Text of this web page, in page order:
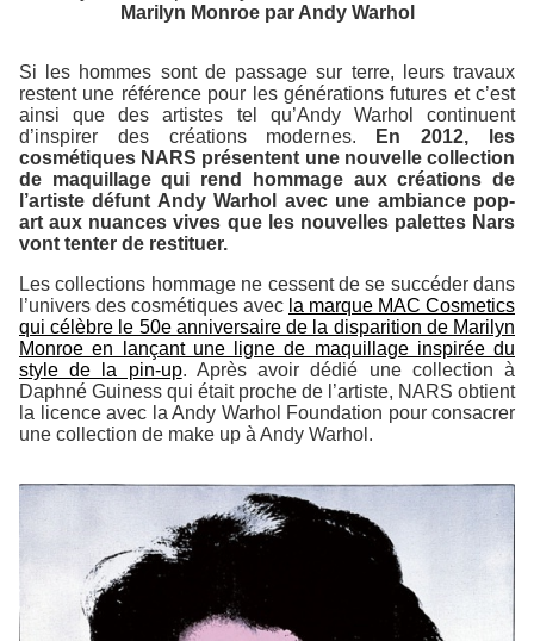
Marilyn Monroe par Andy Warhol
Si les hommes sont de passage sur terre, leurs travaux
restent une référence pour les générations futures et c’est
ainsi que des artistes tel qu’Andy Warhol continuent
d’inspirer des créations modernes.
En 2012, les
cosmétiques NARS présentent une nouvelle collection
de maquillage qui rend hommage aux créations de
l’artiste défunt Andy Warhol avec une ambiance pop-
art aux nuances vives que les nouvelles palettes Nars
vont tenter de restituer.
Les collections hommage ne cessent de se succéder dans
l’univers des cosmétiques avec la marque MAC Cosmetics
qui célèbre le 50e anniversaire de la disparition de Marilyn
Monroe en lançant une ligne de maquillage inspirée du
style de la pin-up. Après avoir dédié une collection à
Daphné Guiness qui était proche de l’artiste, NARS obtient
la licence avec la Andy Warhol Foundation pour consacrer
une collection de make up à Andy Warhol.